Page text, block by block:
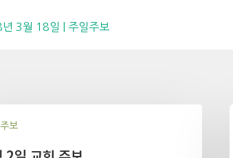
3월 18일 | 주일주보
보